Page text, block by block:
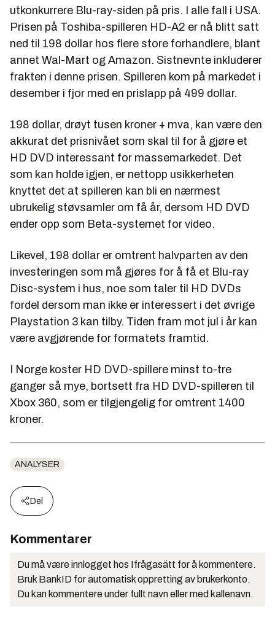
utkonkurrere Blu-ray-siden på pris. I alle fall i USA.
Prisen på Toshiba-spilleren HD-A2 er nå blitt satt
ned til 198 dollar hos flere store forhandlere, blant
annet Wal-Mart og Amazon. Sistnevnte inkluderer
frakten i denne prisen. Spilleren kom på markedet i
desember i fjor med en prislapp på 499 dollar.
198 dollar, drøyt tusen kroner + mva, kan være den
akkurat det prisnivået som skal til for å gjøre et
HD DVD interessant for massemarkedet. Det
som kan holde igjen, er nettopp usikkerheten
knyttet det at spilleren kan bli en nærmest
ubrukelig støvsamler om få år, dersom HD DVD
ender opp som Beta-systemet for video.
Likevel, 198 dollar er omtrent halvparten av den
investeringen som må gjøres for å få et Blu-ray
Disc-system i hus, noe som taler til HD DVDs
fordel dersom man ikke er interessert i det øvrige
Playstation 3 kan tilby. Tiden fram mot jul i år kan
være avgjørende for formatets framtid.
I Norge koster HD DVD-spillere minst to-tre
ganger så mye, bortsett fra HD DVD-spilleren til
Xbox 360, som er tilgjengelig for omtrent 1400
kroner.
ANALYSER
Del
Kommentarer
Du må være innlogget hos Ifrågasätt for å kommentere.
Bruk BankID for automatisk oppretting av brukerkonto.
Du kan kommentere under fullt navn eller med kallenavn.